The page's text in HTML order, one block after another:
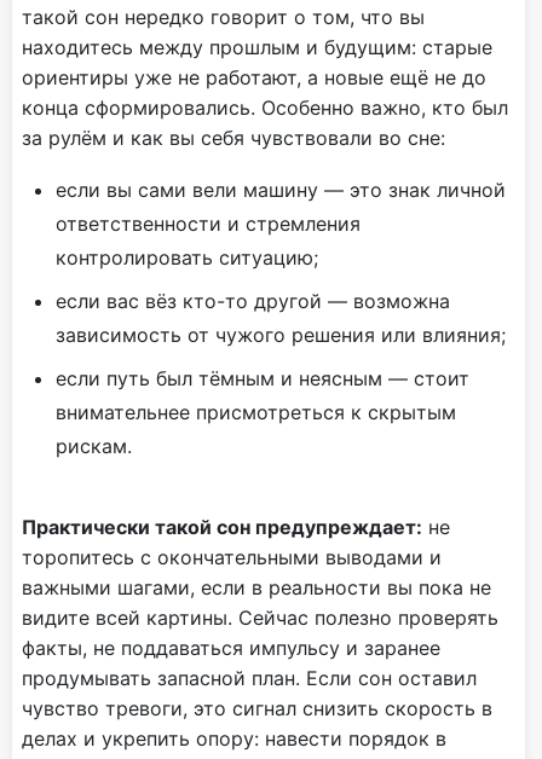
такой сон нередко говорит о том, что вы
находитесь между прошлым и будущим: старые
ориентиры уже не работают, а новые ещё не до
конца сформировались. Особенно важно, кто был
за рулём и как вы себя чувствовали во сне:
если вы сами вели машину — это знак личной
ответственности и стремления
контролировать ситуацию;
если вас вёз кто-то другой — возможна
зависимость от чужого решения или влияния;
если путь был тёмным и неясным — стоит
внимательнее присмотреться к скрытым
рискам.
Практически такой сон предупреждает: не
торопитесь с окончательными выводами и
важными шагами, если в реальности вы пока не
видите всей картины. Сейчас полезно проверять
факты, не поддаваться импульсу и заранее
продумывать запасной план. Если сон оставил
чувство тревоги, это сигнал снизить скорость в
делах и укрепить опору: навести порядок в